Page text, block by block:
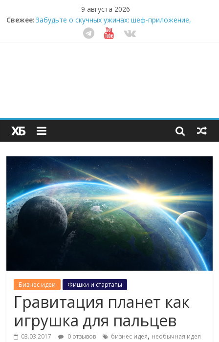
9 августа 2026
Свежее:
Секрет супергидратации: почему кокосовая вода с
пребиотиками становится главным трендом
здорового питания
Как простая наклейка заставляет миллионы людей
не забывать о самом важном креме этим летом
Бизнес идеи Фишки и стартапы
Гравитация планет как
игрушка для пальцев
03.03.2017 0 отзывов бизнес идея, необычная идея